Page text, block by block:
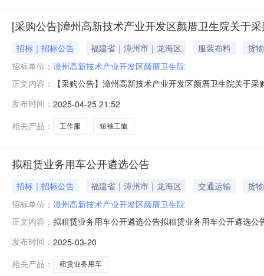
[采购公告]漳州高新技术产业开发区颜厝卫生院关于
招标｜招标公告 福建省｜漳州市｜龙海区 服装布料
货物
招标单位： 漳州高新技术产业开发区颜厝卫生院
正文内容：
【采购公告】漳州高新技术产业开发区颜厝卫生院关于
商须知：欢迎有资质的单位参加询价，递交推荐资料。
身份证复印件、代理授权委托书及委托人身份证复印
发布时间： 2025-04-25 21:52
相关产品：
工作服 短袖工恤
拟租赁业务用车公开遴选公告
招标｜招标公告 福建省｜漳州市｜龙海区 交通运输
货物
招标单位： 漳州高新技术产业开发区颜厝卫生院
正文内容： 拟租赁业务用车公开遴选公告拟租赁业务用车公开遴选
价作废处理。车辆为19座小客车。三、交付时间：合同
有服务能力的本国供应商。2.本项目
发布时间： 2025-03-20
相关产品：
租赁业务用车